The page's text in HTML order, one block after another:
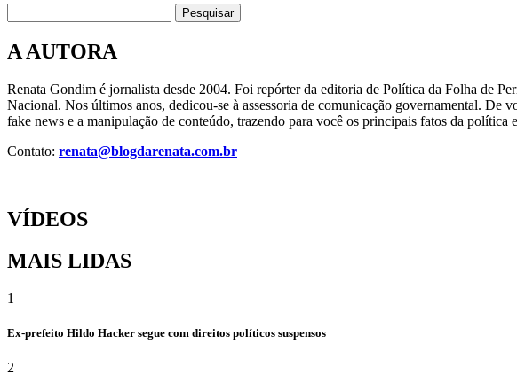
Pesquisar
A AUTORA
Renata Gondim é jornalista desde 2004. Foi repórter da editoria de Política da Folha de
Nacional. Nos últimos anos, dedicou-se à assessoria de comunicação governamental. De
fake news e a manipulação de conteúdo, trazendo para você os principais fatos da política
Contato: renata@blogdarenata.com.br
VÍDEOS
MAIS LIDAS
1
Ex-prefeito Hildo Hacker segue com direitos políticos suspensos
2